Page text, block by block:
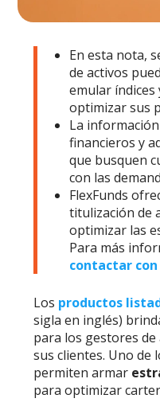
En esta nota,
de activos
emular índices
optimizar sus
La
financieros y
que busquen
con las
FlexFunds
titulización de
optimizar las
Para más
contactar
Los productos
sigla en inglés)
para los gestores
sus clientes. Uno de
permiten armar
para optimizar